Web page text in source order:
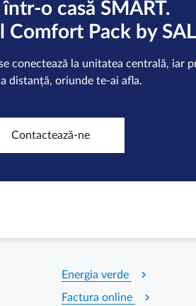
o casă SMART.
Comfort Pack by
conectează la unitatea centrală, iar
distanță, oriunde te-ai afla.
Contactează-ne
Energia verde chevron_right
Factura online chevron_right